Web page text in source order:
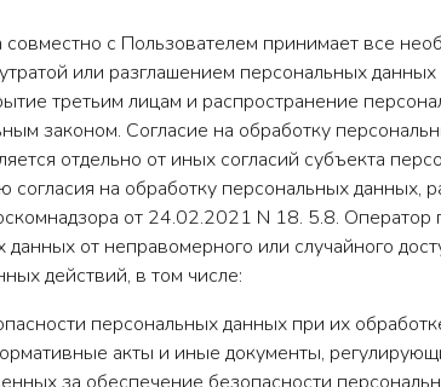
совместно с Пользователем принимает все
или разглашением персональных данных
третьим лицам и распространение
законом. Согласие на обработку
отдельно от иных согласий субъекта
на обработку персональных
от 24.02.2021 N 18. 5.8.
от неправомерного или случайного
действий, в том числе:
персональных данных при их
акты и иные документы,